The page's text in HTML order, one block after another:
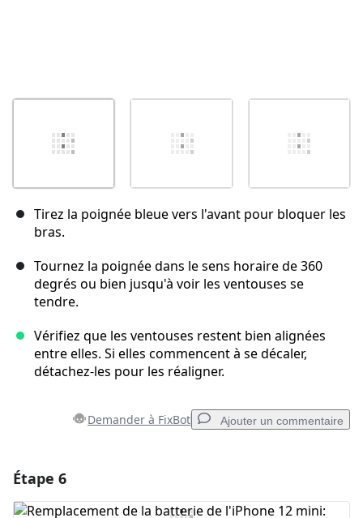
Tirez la poignée bleue vers l'avant pour bloquer les
bras.
Tournez la poignée dans le sens horaire de 360
degrés ou bien jusqu'à voir les ventouses se
tendre.
Vérifiez que les ventouses restent bien alignées
entre elles. Si elles commencent à se décaler,
détachez-les pour les réaligner.
Demander à FixBot Ajouter un commentaire
Étape 6